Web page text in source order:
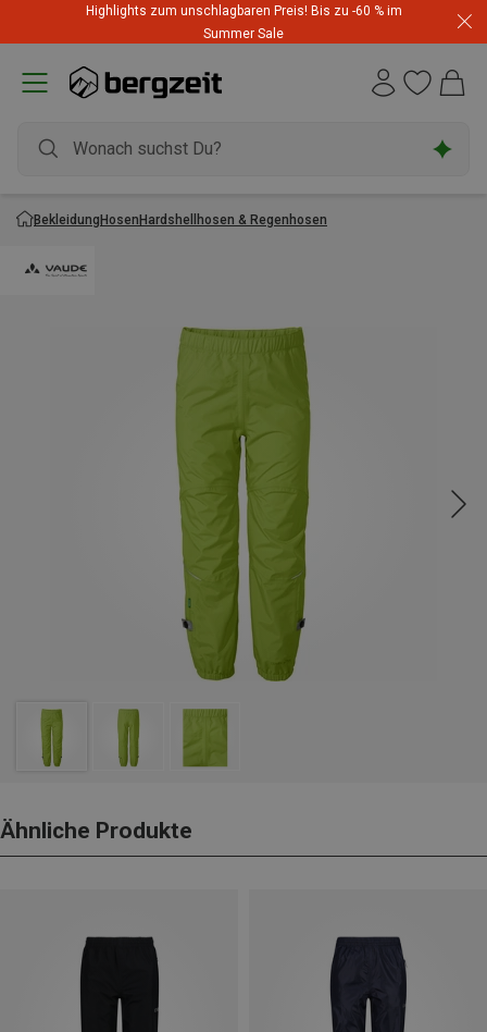
Highlights zum unschlagbaren Preis! Bis zu -60 % im
Summer Sale
BekleidungHosenHardshellhosen & Regenhosen
Ähnliche Produkte